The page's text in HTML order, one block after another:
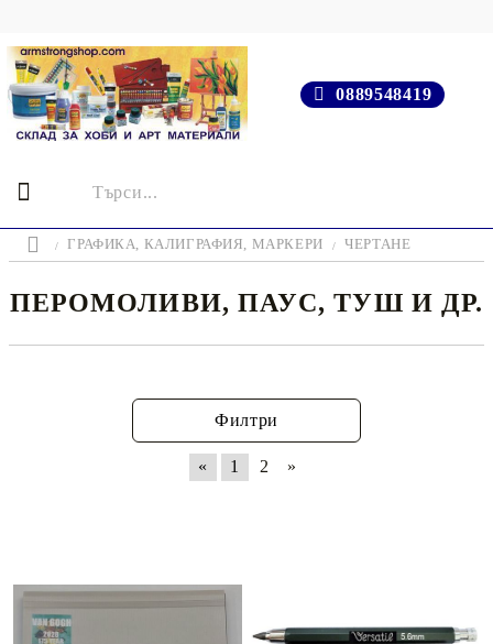
0889548419
ГРАФИКА, КАЛИГРАФИЯ, МАРКЕРИ ЧЕРТАНЕ
ПЕРОМОЛИВИ, ПАУС, ТУШ И ДР.
Филтри
« 1 2 »